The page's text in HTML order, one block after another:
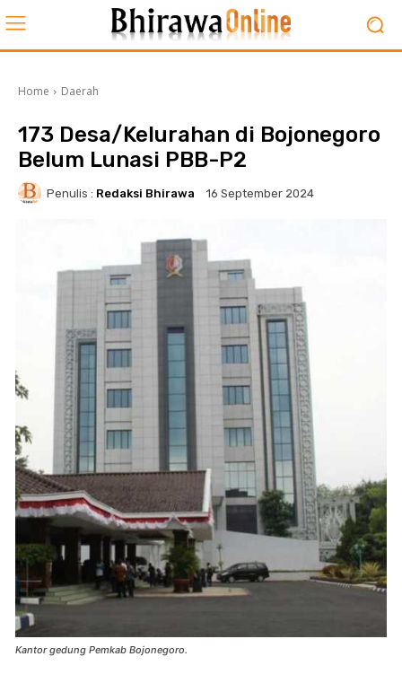
Home Daerah
173 Desa/Kelurahan di Bojonegoro
Belum Lunasi PBB-P2
Penulis : Redaksi Bhirawa 16 September 2024
Kantor gedung Pemkab Bojonegoro.